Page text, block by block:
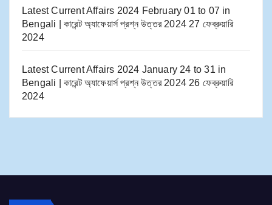
Latest Current Affairs 2024 February 01 to 07​ in
Bengali | কারেন্ট অ্যাফেয়ার্স প্রশ্ন উত্তর 2024 27 ফেব্রুয়ারি
2024
Latest Current Affairs 2024 January 24 to 31​ in
Bengali | কারেন্ট অ্যাফেয়ার্স প্রশ্ন উত্তর 2024 26 ফেব্রুয়ারি
2024